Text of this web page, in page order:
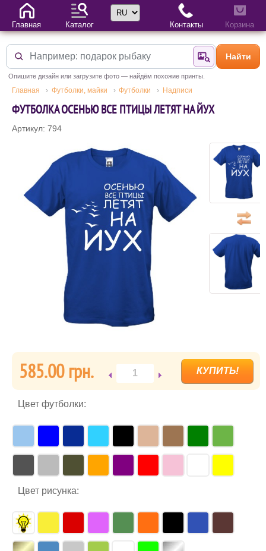
Найти поНайти
Опишите дизайн или загрузите фото — найдём похожие принты.
Главная Футболки, майки Футболки Надписи
ФУТБОЛКА ОСЕНЬЮ ВСЕ ПТИЦЫ ЛЕТЯТ НА ЙУХ
Артикул: 794
585.00 грн.
Цвет футболки:
Цвет рисунка:
Главная Каталог
Выбор языка
Контакты Корзина